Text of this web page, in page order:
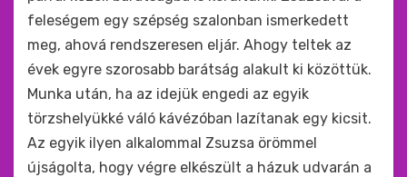
feleségem egy szépség szalonban ismerkedett
meg, ahová rendszeresen eljár. Ahogy teltek az
évek egyre szorosabb barátság alakult ki közöttük.
Munka után, ha az idejük engedi az egyik
törzshelyükké váló kávézóban lazítanak egy kicsit.
Az egyik ilyen alkalommal Zsuzsa örömmel
újságolta, hogy végre elkészült a házuk udvarán a